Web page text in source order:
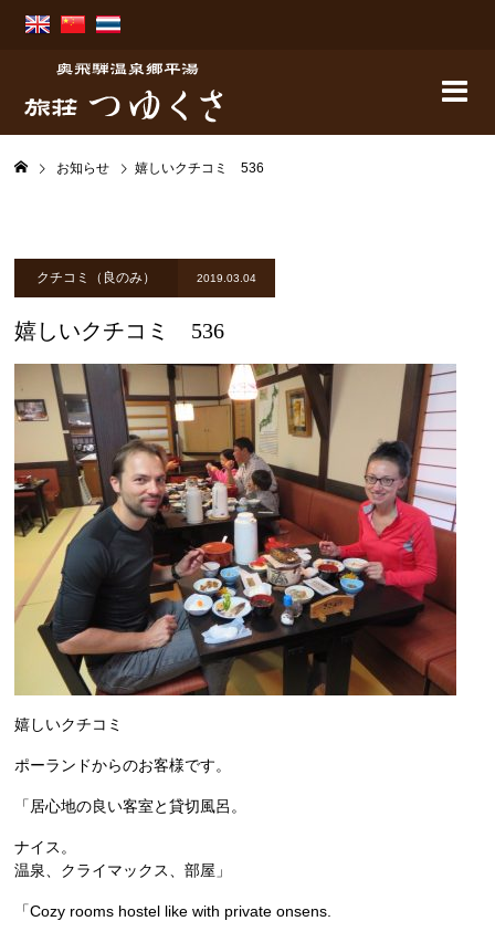
お知らせ 嬉しいクチコミ 536
クチコミ（良のみ） 2019.03.04
嬉しいクチコミ 536
嬉しいクチコミ
ポーランドからのお客様です。
「居心地の良い客室と貸切風呂。
ナイス。
温泉、クライマックス、部屋」
「Cozy rooms hostel like with private onsens.